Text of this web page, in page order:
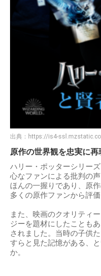
出典： https://is4-
原作の世界観を忠実に再
ハリー・ポッターシリー
心なファンによる批判の
ほんの一握りであり、原
多くの原作ファンから評価
また、映画のクオリティ
ジーを題材にしたことも
されました。当時の子供
すらと見た記憶がある、
か。